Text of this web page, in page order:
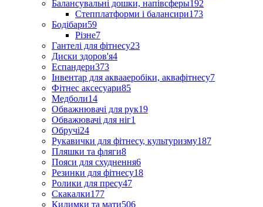
Балансувальні дошки, напівсферы192
Степплатформи і балансири173
Бодібари59
Різне7
Гантелі для фітнесу23
Диски здоров'я4
Еспандери373
Інвентар для аквааеробіки, аквафітнесу7
Фітнес аксесуари85
Медболи14
Обважнювачі для рук19
Обважювачі для ніг1
Обручі24
Рукавички для фітнесу, культуризму187
Пляшки та фляги8
Пояси для схуднення6
Резинки для фітнесу18
Ролики для пресу47
Скакалки177
Килимки та мати506